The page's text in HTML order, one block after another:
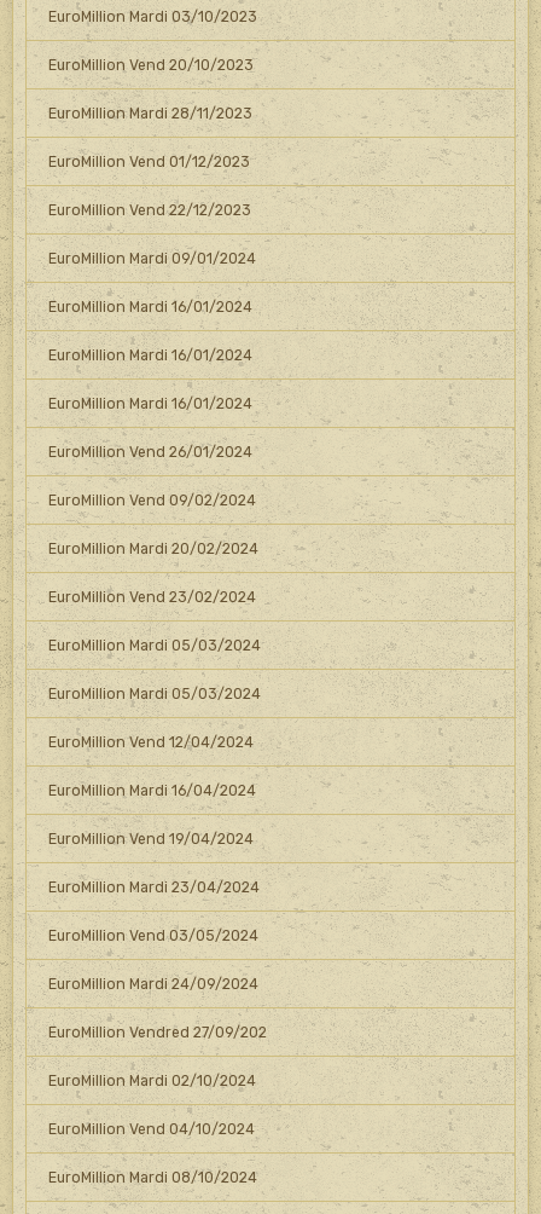
EuroMillion Mardi 03/10/2023
EuroMillion Vend 20/10/2023
EuroMillion Mardi 28/11/2023
EuroMillion Vend 01/12/2023
EuroMillion Vend 22/12/2023
EuroMillion Mardi 09/01/2024
EuroMillion Mardi 16/01/2024
EuroMillion Mardi 16/01/2024
EuroMillion Mardi 16/01/2024
EuroMillion Vend 26/01/2024
EuroMillion Vend 09/02/2024
EuroMillion Mardi 20/02/2024
EuroMillion Vend 23/02/2024
EuroMillion Mardi 05/03/2024
EuroMillion Mardi 05/03/2024
EuroMillion Vend 12/04/2024
EuroMillion Mardi 16/04/2024
EuroMillion Vend 19/04/2024
EuroMillion Mardi 23/04/2024
EuroMillion Vend 03/05/2024
EuroMillion Mardi 24/09/2024
EuroMillion Vendred 27/09/202
EuroMillion Mardi 02/10/2024
EuroMillion Vend 04/10/2024
EuroMillion Mardi 08/10/2024